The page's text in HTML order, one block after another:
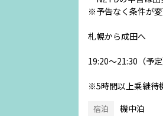
※予告なく条件が
札幌から成田へ
19:20～21:30（予
※5時間以上乗継待
宿泊 機中泊